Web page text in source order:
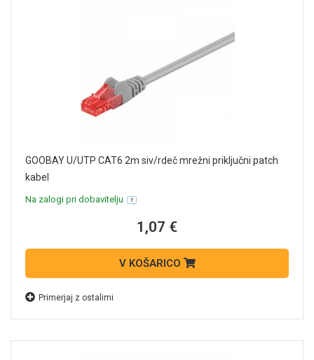
GOOBAY U/UTP CAT6 2m siv/rdeč mrežni priključni patch
kabel
Na zalogi pri dobavitelju
1,07 €
V KOŠARICO
Primerjaj z ostalimi